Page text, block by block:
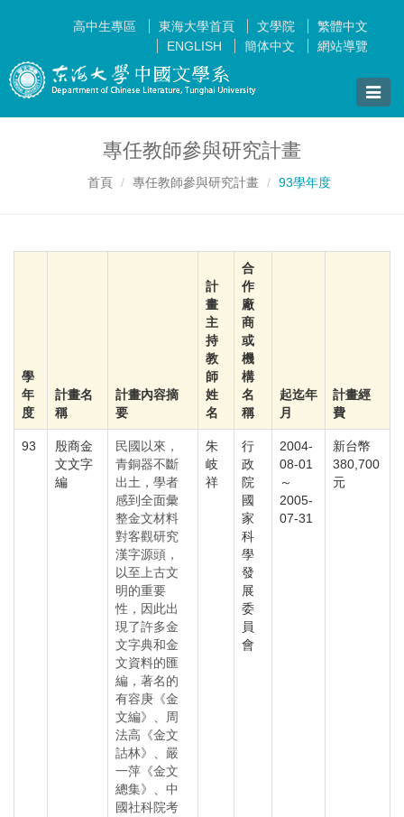
高中生專區 東海大學首頁 文學院
繁體中文
ENGLISH
簡体中文 網站導覽
Toggle
專任教師參與研究計畫
首頁 專任教師參與研究計畫 93學年度
學
年
度
計畫名
稱
計畫內容摘
要
計
畫
主
持
教
師
姓
名
合
作
廠
商
或
機
構
名
稱
起迄年
月
計畫經
費
93
殷商金
文文字
編
民國以來，
青銅器不斷
出土，學者
感到全面彙
整金文材料
對客觀研究
漢字源頭，
以至上古文
明的重要
性，因此出
現了許多金
文字典和金
文資料的匯
編，著名的
有容庚《金
文編》、周
法高《金文
詁林》、嚴
一萍《金文
總集》、中
國社科院考
朱
岐
祥
行
政
院
國
家
科
學
發
展
委
員
會
2004-
08-01
～
2005-
07-31
新台幣
380,700
元